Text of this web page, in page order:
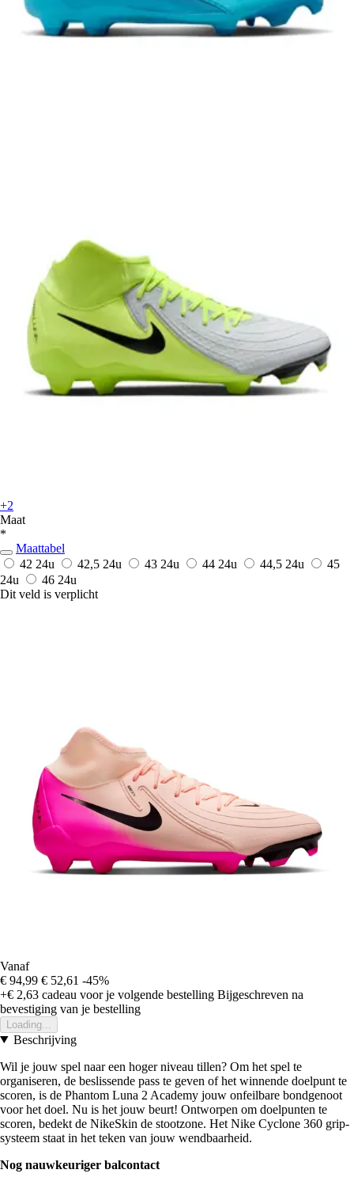
+2
Maat
*
Maattabel
42 24u 42,5 24u 43 24u 44 24u 44,5 24u
45
24u
46 24u
Dit veld is verplicht
Vanaf
€ 94,99 € 52,61 -45%
+€ 2,63 cadeau voor je volgende bestelling Bijgeschreven na
bevestiging van je bestelling
Loading...
Beschrijving
Wil je jouw spel naar een hoger niveau tillen? Om het spel te
organiseren, de beslissende pass te geven of het winnende doelpunt te
scoren, is de Phantom Luna 2 Academy jouw onfeilbare bondgenoot
voor het doel. Nu is het jouw beurt! Ontworpen om doelpunten te
scoren, bedekt de NikeSkin de stootzone. Het Nike Cyclone 360 grip-
systeem staat in het teken van jouw wendbaarheid.
Nog nauwkeuriger balcontact